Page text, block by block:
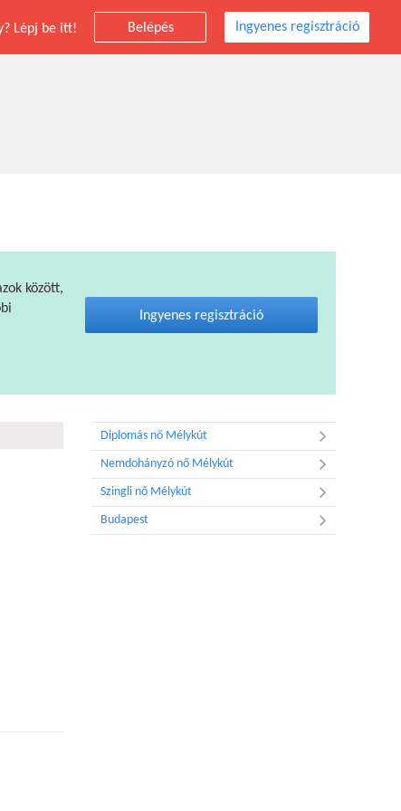
Lépj be itt! Belépés Ingyenes regisztráció
között,
Ingyenes regisztráció
Diplomás nő Mélykút
Nemdohányzó nő Mélykút
Szingli nő Mélykút
Budapest